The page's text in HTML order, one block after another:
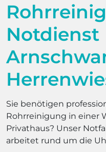
Notdienst
Sie benötigen
Rohrreinigung in einer
Privathaus? Unser
arbeitet rund um die